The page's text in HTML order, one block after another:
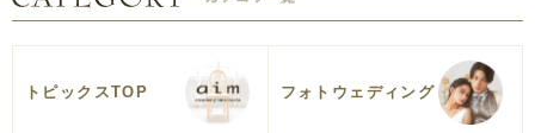
トピックスTOP フォトウェディング